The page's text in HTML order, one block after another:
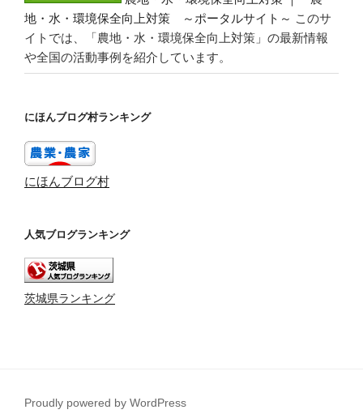
地・水・環境保全向上対策 ～ポータルサイト～ このサ
イトでは、「農地・水・環境保全向上対策」の最新情報
や全国の活動事例を紹介しています。
にほんブログ村ランキング
にほんブログ村
人気ブログランキング
茨城県ランキング
Proudly powered by WordPress